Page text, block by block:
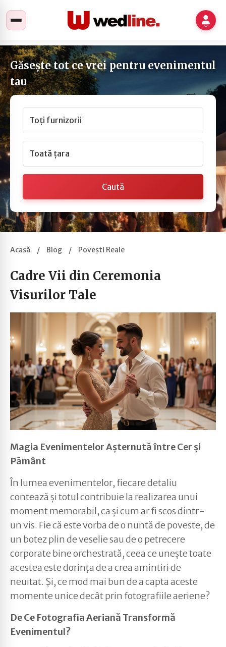
Găsește tot ce vrei pentru evenimentul
tau
Toți furnizorii
Toată țara
Caută
Acasă / Blog / Povești Reale
Cadre Vii din Ceremonia
Visurilor Tale
Magia Evenimentelor Așternută între Cer și
Pământ
În lumea evenimentelor, fiecare detaliu
contează și totul contribuie la realizarea unui
moment memorabil, ca și cum ar fi scos dintr-
un vis. Fie că este vorba de o nuntă de poveste, de
un botez plin de veselie sau de o petrecere
corporate bine orchestrată, ceea ce unește toate
acestea este dorința de a crea amintiri de
neuitat. Și, ce mod mai bun de a capta aceste
momente unice decât prin fotografiile aeriene?
De Ce Fotografia Aeriană Transformă
Evenimentul?